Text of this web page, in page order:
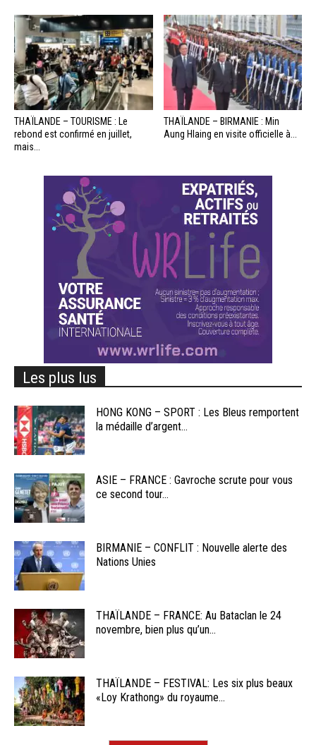
THAÏLANDE – TOURISME : Le
rebond est confirmé en juillet,
mais...
THAÏLANDE – BIRMANIE : Min
Aung Hlaing en visite officielle à...
Les plus lus
HONG KONG – SPORT : Les Bleus remportent
la médaille d’argent...
ASIE – FRANCE : Gavroche scrute pour vous
ce second tour...
BIRMANIE – CONFLIT : Nouvelle alerte des
Nations Unies
THAÏLANDE – FRANCE: Au Bataclan le 24
novembre, bien plus qu’un...
THAÏLANDE – FESTIVAL: Les six plus beaux
«Loy Krathong» du royaume...